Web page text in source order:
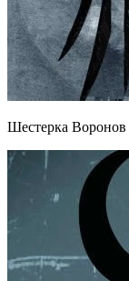
Шестерка Воронов